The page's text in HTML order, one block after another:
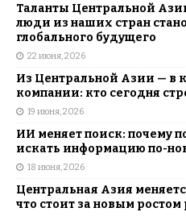
Таланты Центральной
люди из наших стран
глобального будущего
22 июня, 2026
Из Центральной Азии — в
компании: кто сегодня
19 июня, 2026
ИИ меняет поиск: почему
искать информацию по-
18 июня, 2026
Центральная Азия
что стоит за новым ростом